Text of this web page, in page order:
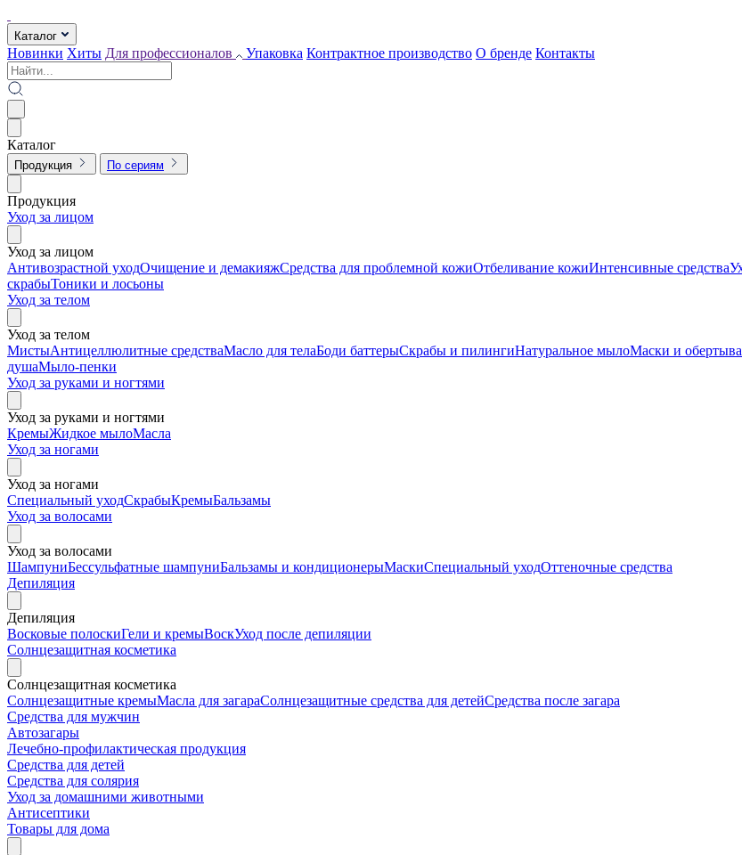
Каталог
Новинки Хиты Для профессионалов Упаковка Контрактное производство О бренде Контакты
Каталог
Продукция По сериям
Продукция
Уход за лицом
Уход за лицом
Антивозрастной уходОчищение и демакияжСредства для проблемной кожиОтбеливание кожиИнтенсивные средства
скрабыТоники и лосьоны
Уход за телом
Уход за телом
МистыАнтицеллюлитные средстваМасло для телаБоди баттерыСкрабы и пилингиНатуральное мылоМаски и
душаМыло-пенки
Уход за руками и ногтями
Уход за руками и ногтями
КремыЖидкое мылоМасла
Уход за ногами
Уход за ногами
Специальный уходСкрабыКремыБальзамы
Уход за волосами
Уход за волосами
ШампуниБессульфатные шампуниБальзамы и кондиционерыМаскиСпециальный уходОттеночные средства
Депиляция
Депиляция
Восковые полоскиГели и кремыВоскУход после депиляции
Солнцезащитная косметика
Солнцезащитная косметика
Солнцезащитные кремыМасла для загараСолнцезащитные средства для детейСредства после загара
Средства для мужчин
Автозагары
Лечебно-профилактическая продукция
Средства для детей
Средства для солярия
Уход за домашними животными
Антисептики
Товары для дома